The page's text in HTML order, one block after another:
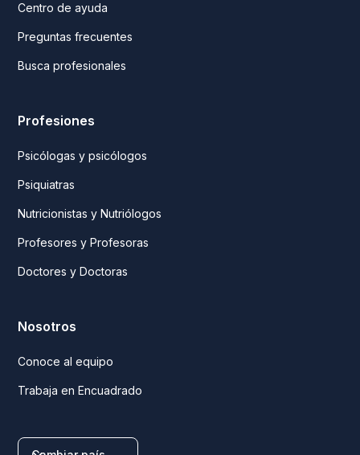
Centro de ayuda
Preguntas frecuentes
Busca profesionales
Profesiones
Psicólogas y psicólogos
Psiquiatras
Nutricionistas y Nutriólogos
Profesores y Profesoras
Doctores y Doctoras
Nosotros
Conoce al equipo
Trabaja en Encuadrado